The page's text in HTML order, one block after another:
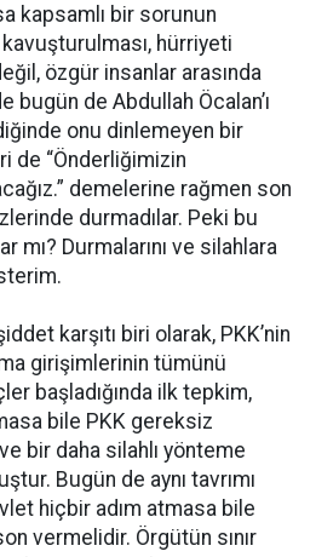
kapsamlı bir sorunun
hürriyeti
özgür insanlar arasında
bugün de Abdullah Öcalan’ı
onu dinlemeyen bir
de “Önderliğimizin
demelerine rağmen son
durmadılar. Peki bu
Durmalarını ve silahlara
karşıtı biri olarak, PKK’nin
girişimlerinin tümünü
başladığında ilk tepkim,
bile PKK gereksiz
bir daha silahlı yönteme
Bugün de aynı tavrımı
hiçbir adım atmasa bile
vermelidir. Örgütün sınır